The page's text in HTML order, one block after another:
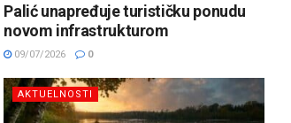
Palić unapređuje turističku ponudu
novom infrastrukturom
09/07/2026 0
AKTUELNOSTI